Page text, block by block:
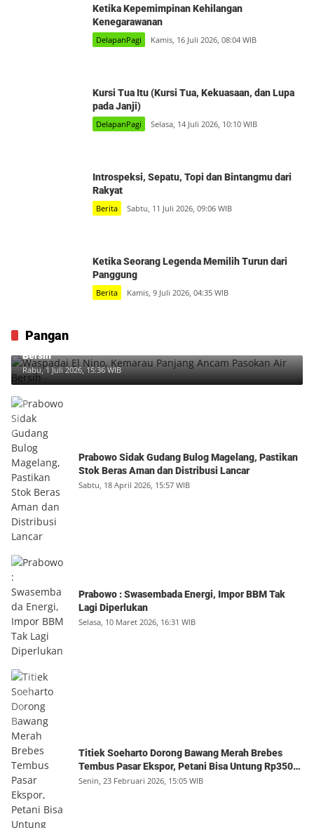
Ketika Kepemimpinan Kehilangan
Kenegarawanan
DelapanPagi Kamis, 16 Juli 2026, 08:04 WIB
Kursi Tua Itu (Kursi Tua, Kekuasaan, dan Lupa
pada Janji)
DelapanPagi Selasa, 14 Juli 2026, 10:10 WIB
Introspeksi, Sepatu, Topi dan Bintangmu dari
Rakyat
Berita Sabtu, 11 Juli 2026, 09:06 WIB
Ketika Seorang Legenda Memilih Turun dari
Panggung
Berita Kamis, 9 Juli 2026, 04:35 WIB
Pangan
Waspadai El Nino, Kemarau Panjang Ancam Pasokan Air
Bersih
Rabu, 1 Juli 2026, 15:36 WIB
Prabowo Sidak Gudang Bulog Magelang, Pastikan
Stok Beras Aman dan Distribusi Lancar
Sabtu, 18 April 2026, 15:57 WIB
Prabowo : Swasembada Energi, Impor BBM Tak
Lagi Diperlukan
Selasa, 10 Maret 2026, 16:31 WIB
Titiek Soeharto Dorong Bawang Merah Brebes
Tembus Pasar Ekspor, Petani Bisa Untung Rp350
Juta per Hektare
Senin, 23 Februari 2026, 15:05 WIB